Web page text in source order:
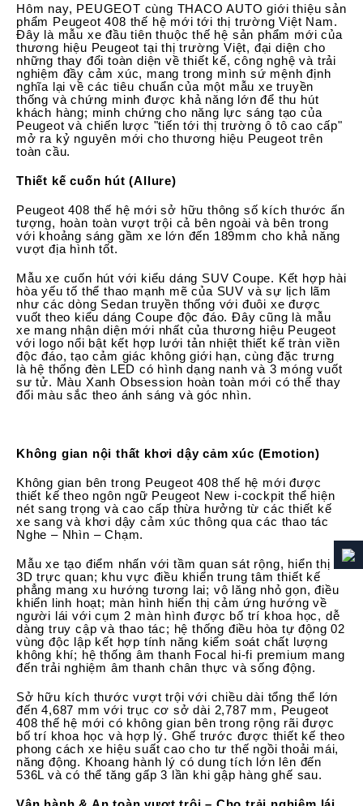
Hôm nay, PEUGEOT cùng THACO AUTO giới thiệu sản
phẩm Peugeot 408 thế hệ mới tới thị trường Việt Nam.
Đây là mẫu xe đầu tiên thuộc thế hệ sản phẩm mới của
thương hiệu Peugeot tại thị trường Việt, đại diện cho
những thay đổi toàn diện về thiết kế, công nghệ và trải
nghiệm đầy cảm xúc, mang trong mình sứ mệnh định
nghĩa lại về các tiêu chuẩn của một mẫu xe truyền
thống và chứng minh được khả năng lớn để thu hút
khách hàng; minh chứng cho năng lực sáng tạo của
Peugeot và chiến lược "tiến tới thị trường ô tô cao cấp"
mở ra kỷ nguyên mới cho thương hiệu Peugeot trên
toàn cầu.
Thiết kế cuốn hút (Allure)
Peugeot 408 thế hệ mới sở hữu thông số kích thước ấn
tượng, hoàn toàn vượt trội cả bên ngoài và bên trong
với khoảng sáng gầm xe lớn đến 189mm cho khả năng
vượt địa hình tốt.
Mẫu xe cuốn hút với kiểu dáng SUV Coupe. Kết hợp hài
hòa yếu tố thể thao mạnh mẽ của SUV và sự lịch lãm
như các dòng Sedan truyền thống với đuôi xe được
vuốt theo kiểu dáng Coupe độc đáo. Đây cũng là mẫu
xe mang nhận diện mới nhất của thương hiệu Peugeot
với logo nổi bật kết hợp lưới tản nhiệt thiết kế tràn viền
độc đáo, tạo cảm giác không giới hạn, cùng đặc trưng
là hệ thống đèn LED có hình dạng nanh và 3 móng vuốt
sư tử. Màu Xanh Obsession hoàn toàn mới có thể thay
đổi màu sắc theo ánh sáng và góc nhìn.
Không gian nội thất khơi dậy cảm xúc (Emotion)
Không gian bên trong Peugeot 408 thế hệ mới được
thiết kế theo ngôn ngữ Peugeot New i-cockpit thể hiện
nét sang trọng và cao cấp thừa hưởng từ các thiết kế
xe sang và khơi dậy cảm xúc thông qua các thao tác
Nghe – Nhìn – Chạm.
Mẫu xe tạo điểm nhấn với tầm quan sát rộng, hiển thị
3D trực quan; khu vực điều khiển trung tâm thiết kế
phẳng mang xu hướng tương lai; vô lăng nhỏ gọn, điều
khiển linh hoạt; màn hình hiển thị cảm ứng hướng về
người lái với cụm 2 màn hình được bố trí khoa học, dễ
dàng truy cập và thao tác; hệ thống điều hòa tự động 02
vùng độc lập kết hợp tính năng kiểm soát chất lượng
không khí; hệ thống âm thanh Focal hi-fi premium mang
đến trải nghiệm âm thanh chân thực và sống động.
Sở hữu kích thước vượt trội với chiều dài tổng thể lớn
đến 4,687 mm với trục cơ sở dài 2,787 mm, Peugeot
408 thế hệ mới có không gian bên trong rộng rãi được
bố trí khoa học và hợp lý. Ghế trước được thiết kế theo
phong cách xe hiệu suất cao cho tư thế ngồi thoải mái,
năng động. Khoang hành lý có dung tích lớn lên đến
536L và có thể tăng gấp 3 lần khi gập hàng ghế sau.